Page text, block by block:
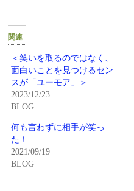
て
有
(新
し
い
ウ
ィ
ン
ド
で
開
き
ま
す)
リ
ッ
ク
し
く
(新
ウ
関連
＜笑いを取るのではなく、
面白いことを見つけるセン
スが「ユーモア」＞
2023/12/23
BLOG
何も言わずに相手が笑っ
た！
2021/09/19
BLOG